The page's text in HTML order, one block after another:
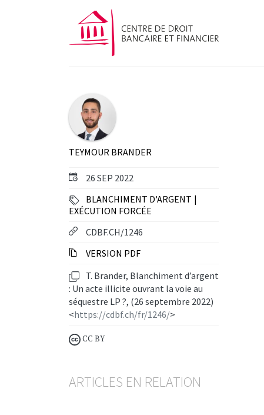
TEYMOUR BRANDER
26 SEP 2022
BLANCHIMENT D'ARGENT
EXÉCUTION FORCÉE
CDBF.CH/1246
VERSION PDF
T. Brander, Blanchiment d’argent
: Un acte illicite ouvrant la voie au
séquestre LP ?, (26 septembre 2022)
<https://cdbf.ch/fr/1246/>
CC BY
ARTICLES EN RELATION